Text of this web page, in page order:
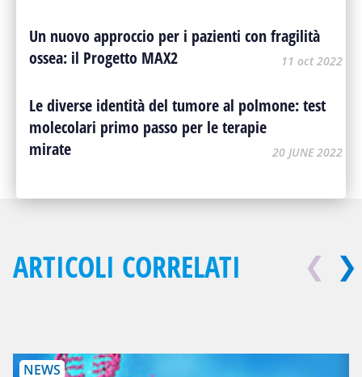
Un nuovo approccio per i pazienti con fragilità
ossea: il Progetto MAX2
11 oct 2022
Le diverse identità del tumore al polmone: test
molecolari primo passo per le terapie
mirate
20 JUNE 2022
ARTICOLI CORRELATI
NEWS
❮ ❯